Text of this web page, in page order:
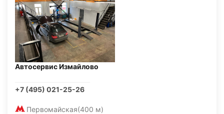
Автосервис Измайлово
+7 (495) 021-25-26
Первомайская(400 м)